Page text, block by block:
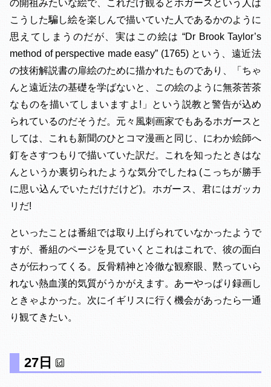
の開祖みたいな絵で、これだけ観るとホガースという人は
こうした騙し絵を楽しんで描いていた人であるかのように
思えてしまうのだが、実はこの絵は “Dr Brook Taylor’s
method of perspective made easy” (1765) という、遠近法
の技術解説書の扉絵のために描かれたものであり、「ちゃ
んと遠近法の基礎を学ばないと、この絵のように無茶苦茶
なものを描いてしまいますよ!」という説教と警告が込め
られているのだそうだ。元々風刺画家でもあるホガースと
しては、これも新聞のひとコマ漫画と同じ、にわか絵師へ
釘をさすつもりで描いていた訳だ。これを知ったときはな
んというか裏切られたような気分でしたね (こっちが勝手
に思い込んでいただけだけど)。ホガース、君にはガッカ
リだ!
といったことは番組では取り上げられていなかったようで
すが、番組のページを見ていくとこれはこれで、彼の面白
さが伝わってくる。反骨精神と冷徹な観察眼、黙っていら
れない熱血漢的気質がうかがえます。あーやっぱり録画し
ときゃよかった。次にイギリスに行く機会があったら一通
り観てきたい。
27日